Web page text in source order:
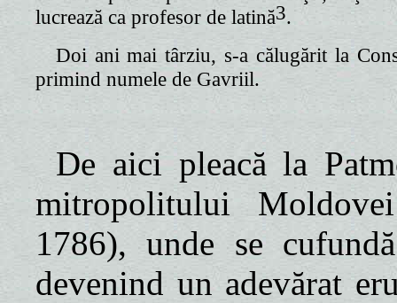
lucrează ca profesor de latină3.
Doi ani mai târziu, s-a călugăritla
primind numele de Gavriil.
De aici pleacăla
mitropolitului
1786), unde se
devenind un adevărat